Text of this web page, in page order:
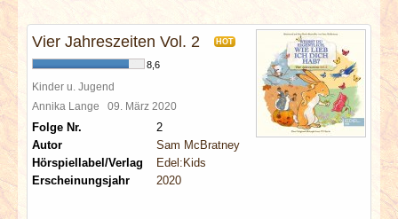
SPECIALS
REDAKTION
LINKS
Vier Jahreszeiten Vol. 2 HOT
8,6
Kinder u. Jugend
Annika Lange 09. März 2020
Folge Nr.
2
Autor
Sam McBratney
Hörspiellabel/Verlag
Edel:Kids
Erscheinungsjahr
2020